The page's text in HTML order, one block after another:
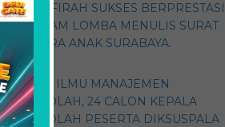
ZHAFIRAH SUKSES BERPRESTASI
DALAM LOMBA MENULIS SURAT
SUARA ANAK SURABAYA.
GALI ILMU MANAJEMEN
SEKOLAH, 24 CALON KEPALA
SEKOLAH PESERTA DIKSUSPALA